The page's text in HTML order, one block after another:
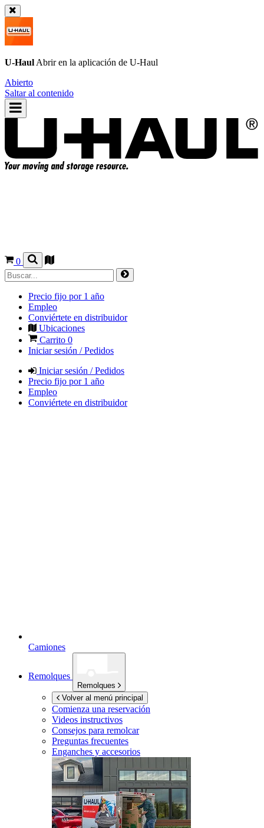
U-Haul Abrir en la aplicación de U-Haul
Abierto
Saltar al contenido
0
Precio fijo por 1 año
Empleo
Conviértete en distribuidor
Ubicaciones
Carrito 0
Iniciar sesión / Pedidos
Iniciar sesión / Pedidos
Precio fijo por 1 año
Empleo
Conviértete en distribuidor
Camiones
Remolques
Remolques
Volver al menú principal
Comienza una reservación
Videos instructivos
Consejos para remolcar
Preguntas frecuentes
Enganches y accesorios